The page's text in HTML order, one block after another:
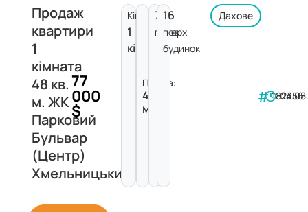
Продаж
квартири
1
кімната
48 кв.
м. ЖК
Парковий
Бульвар
(Центр)
Хмельницький
77
000
$
Кімнат:
1
кімната
Площа:
48
м²
7
поверх
16
пов.
будинок
Дахове
182356